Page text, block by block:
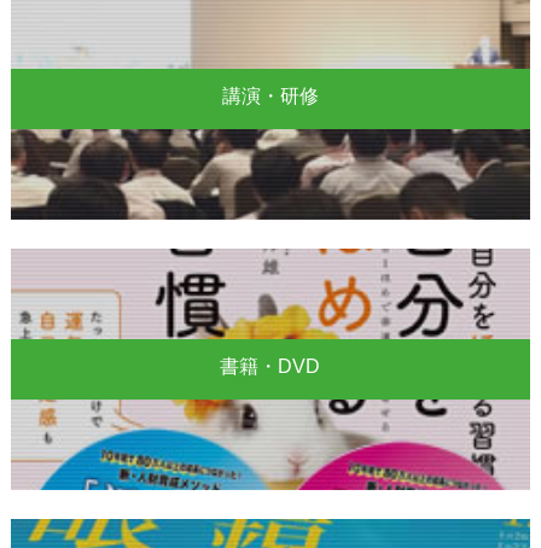
講演・研修
書籍・DVD